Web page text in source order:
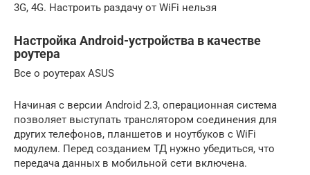
3G, 4G. Настроить раздачу от WiFi нельзя
Настройка Android-устройства в качестве
роутера
Все о роутерах ASUS
Начиная с версии Android 2.3, операционная система
позволяет выступать транслятором соединения для
других телефонов, планшетов и ноутбуков с WiFi
модулем. Перед созданием ТД нужно убедиться, что
передача данных в мобильной сети включена.